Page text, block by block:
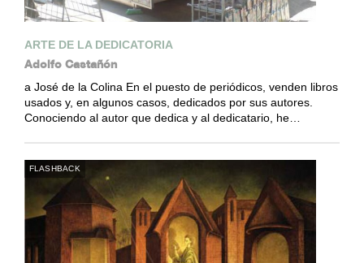
ARTE DE LA DEDICATORIA
Adolfo Castañón
a José de la Colina En el puesto de periódicos, venden libros
usados y, en algunos casos, dedicados por sus autores.
Conociendo al autor que dedica y al dedicatario, he…
FLASHBACK